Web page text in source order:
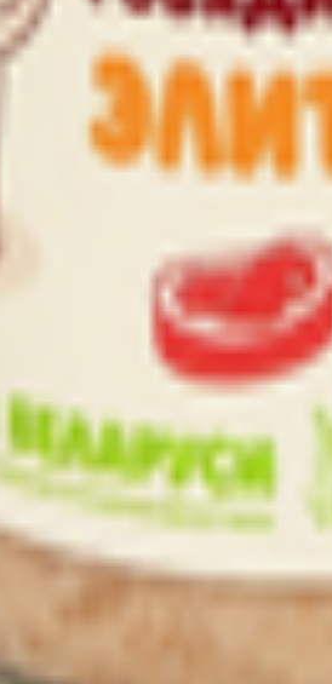
от 30.05.2003г выдано Гомельским
ул. Козлова 2-А